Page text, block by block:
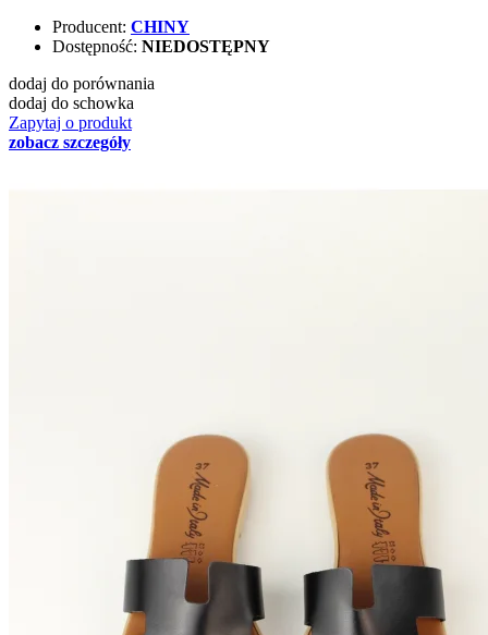
Producent: CHINY
Dostępność: NIEDOSTĘPNY
dodaj do porównania
dodaj do schowka
Zapytaj o produkt
zobacz szczegóły